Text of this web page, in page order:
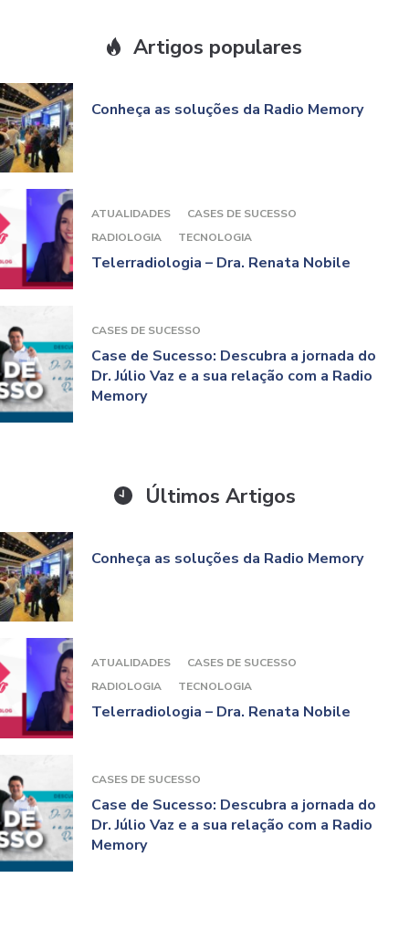
Artigos populares
Conheça as soluções da Radio Memory
ATUALIDADES
CASES DE SUCESSO
RADIOLOGIA
TECNOLOGIA
Telerradiologia – Dra. Renata Nobile
CASES DE SUCESSO
Case de Sucesso: Descubra a jornada do
Dr. Júlio Vaz e a sua relação com a Radio
Memory
Últimos Artigos
Conheça as soluções da Radio Memory
ATUALIDADES
CASES DE SUCESSO
RADIOLOGIA
TECNOLOGIA
Telerradiologia – Dra. Renata Nobile
CASES DE SUCESSO
Case de Sucesso: Descubra a jornada do
Dr. Júlio Vaz e a sua relação com a Radio
Memory